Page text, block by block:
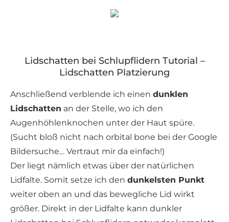
Lidschatten bei Schlupflidern Tutorial –
Lidschatten Platzierung
Anschließend verblende ich einen dunklen
Lidschatten an der Stelle, wo ich den
Augenhöhlenknochen unter der Haut spüre.
(Sucht bloß nicht nach orbital bone bei der Google
Bildersuche… Vertraut mir da einfach!)
Der liegt nämlich etwas über der natürlichen
Lidfalte. Somit setze ich den dunkelsten Punkt
weiter oben an und das bewegliche Lid wirkt
größer. Direkt in der Lidfalte kann dunkler